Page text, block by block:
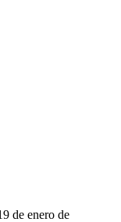
de enero de